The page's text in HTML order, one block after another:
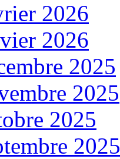
2026
2026
2025
2025
2025
2025